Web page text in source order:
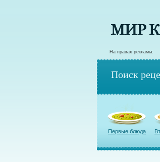
На правах рекламы:
Поиск
Первые блюда